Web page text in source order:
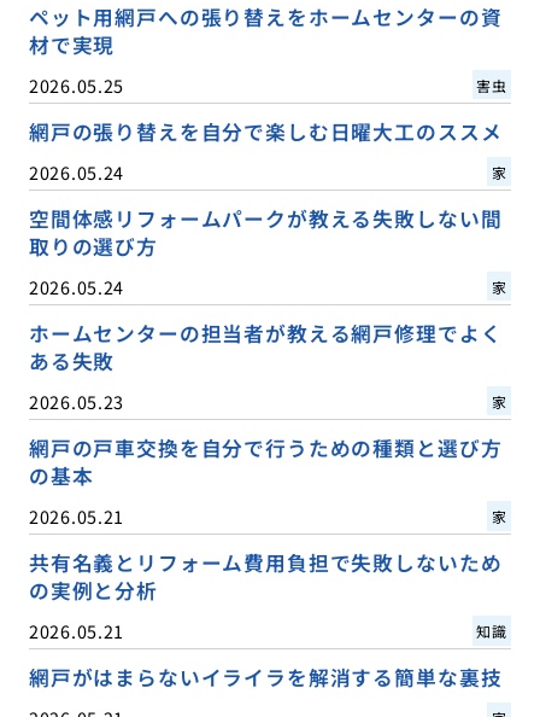
ペット用網戸への張り替えをホームセンターの資
材で実現
2026.05.25 害虫
網戸の張り替えを自分で楽しむ日曜大工のススメ
2026.05.24 家
空間体感リフォームパークが教える失敗しない間
取りの選び方
2026.05.24 家
ホームセンターの担当者が教える網戸修理でよく
ある失敗
2026.05.23 家
網戸の戸車交換を自分で行うための種類と選び方
の基本
2026.05.21 家
共有名義とリフォーム費用負担で失敗しないため
の実例と分析
2026.05.21 知識
網戸がはまらないイライラを解消する簡単な裏技